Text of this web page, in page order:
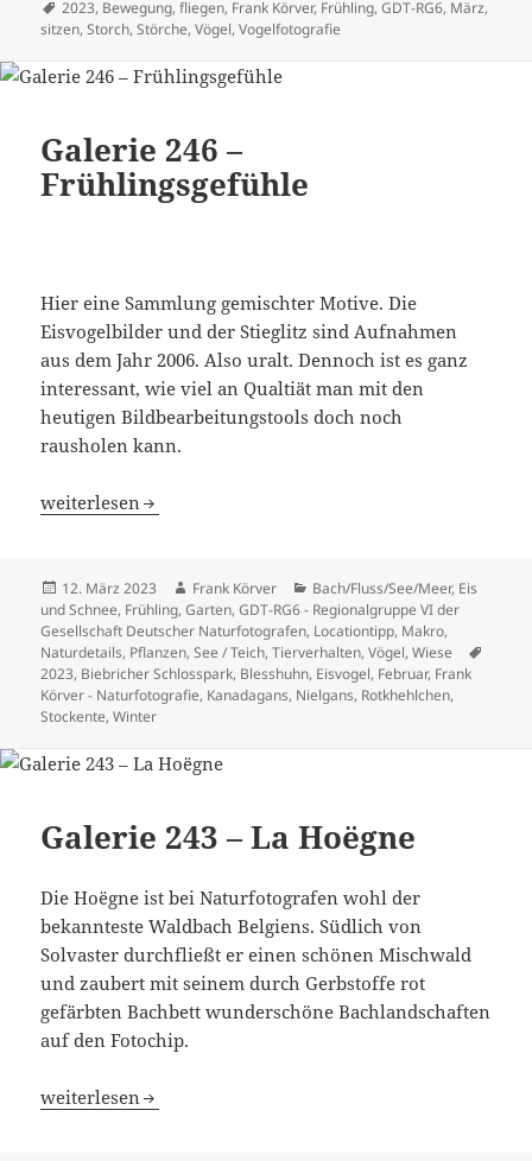
Schlagwörter
2023, Bewegung,fliegen, Frank Körver, Frühling,GDT-RG6, März,
sitzen,Storch,Störche,Vögel,Vogelfotografie
Galerie 246 –
Frühlingsgefühle
Hier eine Sammlung gemischter Motive. Die
Eisvogelbilder und der Stieglitz sind Aufnahmen
aus dem Jahr 2006. Also uralt. Dennoch ist es ganz
interessant, wie viel an Qualtiät man mit den
heutigen Bildbearbeitungstools doch noch
rausholen kann.
Galerie 246 – Frühlingsgefühle
weiterlesen
Veröffentlicht
am
12. März 2023 Autor
Frank Körver Kategorien
Bach/Fluss/See/Meer, Eis
und Schnee, Frühling,Garten,GDT-RG6 - Regionalgruppe VI der
Gesellschaft Deutscher Naturfotografen, Locationtipp, Makro,
Naturdetails, Pflanzen,See / Teich,Tierverhalten,Vögel,Wiese
2023, Biebricher Schlosspark, Blesshuhn, Eisvogel, Februar, Frank
Körver - Naturfotografie, Kanadagans, Nielgans, Rotkhehlchen,
Stockente,Winter
Galerie 243 – La Hoëgne
Die Hoëgne ist bei Naturfotografen wohl der
bekannteste Waldbach Belgiens. Südlich von
Solvaster durchfließt er einen schönen Mischwald
und zaubert mit seinem durch Gerbstoffe rot
gefärbten Bachbett wunderschöne Bachlandschaften
auf den Fotochip.
Galerie 243 – La Hoëgne
weiterlesen